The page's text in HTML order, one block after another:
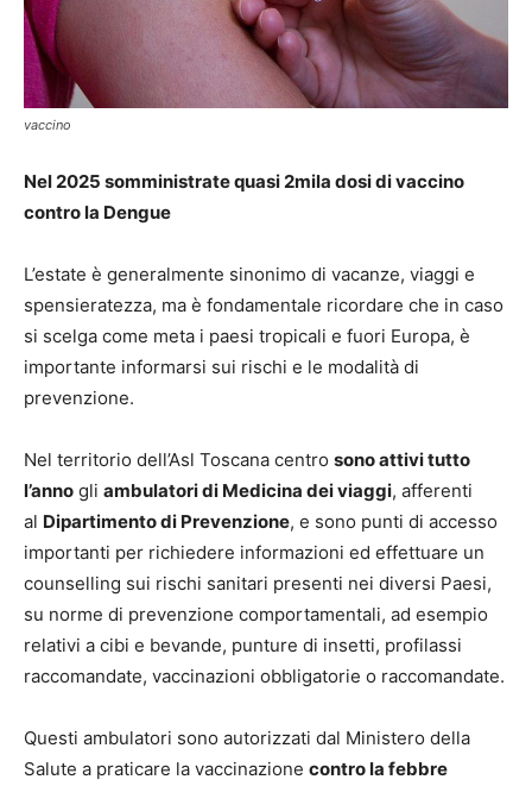
vaccino
Nel 2025 somministrate quasi 2mila dosi di vaccino
contro la Dengue
L’estate è generalmente sinonimo di vacanze, viaggi e
spensieratezza, ma è fondamentale ricordare che in caso
si scelga come meta i paesi tropicali e fuori Europa, è
importante informarsi sui rischi e le modalità di
prevenzione.
Nel territorio dell’Asl Toscana centro sono attivi tutto
l’anno gli ambulatori di Medicina dei viaggi, afferenti
al Dipartimento di Prevenzione, e sono punti di accesso
importanti per richiedere informazioni ed effettuare un
counselling sui rischi sanitari presenti nei diversi Paesi,
su norme di prevenzione comportamentali, ad esempio
relativi a cibi e bevande, punture di insetti, profilassi
raccomandate, vaccinazioni obbligatorie o raccomandate.
Questi ambulatori sono autorizzati dal Ministero della
Salute a praticare la vaccinazione contro la febbre